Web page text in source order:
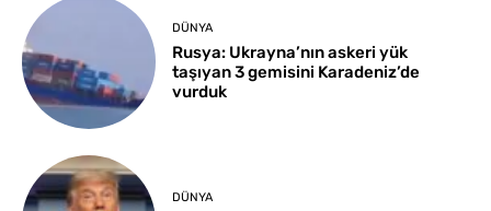
DÜNYA
Rusya: Ukrayna’nın askeri yük
taşıyan 3 gemisini Karadeniz’de
vurduk
DÜNYA